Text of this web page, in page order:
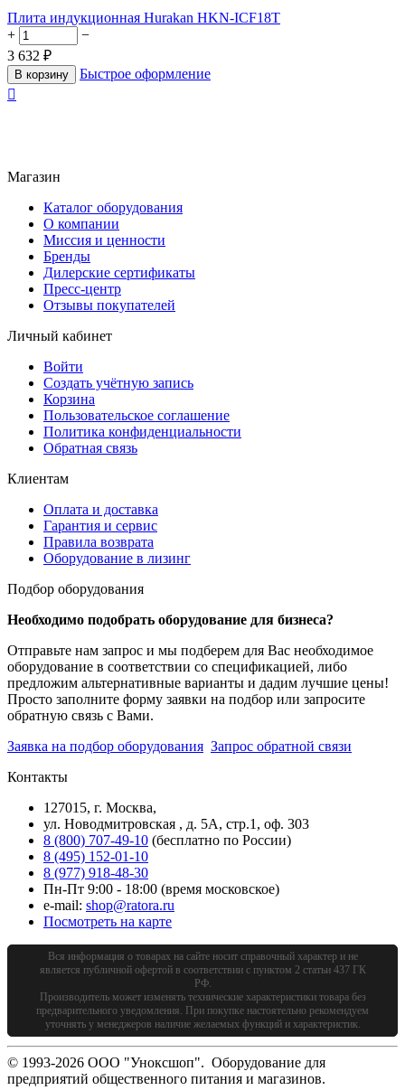
Плита индукционная Hurakan HKN-ICF18T
+
−
3 632 ₽
В корзину
Быстрое оформление

Магазин
Каталог оборудования
О компании
Миссия и ценности
Бренды
Дилерские сертификаты
Пресс-центр
Отзывы покупателей
Личный кабинет
Войти
Создать учётную запись
Корзина
Пользовательское соглашение
Политика конфиденциальности
Обратная связь
Клиентам
Оплата и доставка
Гарантия и сервис
Правила возврата
Оборудование в лизинг
Подбор оборудования
Необходимо подобрать оборудование для бизнеса?
Отправьте нам запрос и мы подберем для Вас необходимое
оборудование в соответствии со спецификацией, либо
предложим альтернативные варианты и дадим лучшие цены!
Просто заполните форму заявки на подбор или запросите
обратную связь с Вами.
Заявка на подбор оборудования Запрос обратной связи
Контакты
127015, г. Москва,
ул. Новодмитровская , д. 5А, стр.1, оф. 303
8 (800) 707-49-10 (бесплатно по России)
8 (495) 152-01-10
8 (977) 918-48-30
Пн-Пт 9:00 - 18:00 (время московское)
e-mail: shop@ratora.ru
Посмотреть на карте
Вся информация о товарах на сайте носит справочный характер и не
является публичной офертой в соответствии с пунктом 2 статьи 437 ГК
РФ.
Производитель может изменять технические характеристики товара без
предварительного уведомления. При покупке настоятельно рекомендуем
уточнять у менеджеров наличие желаемых функций и характеристик.
© 1993-2026 ООО "Уноксшоп". Оборудование для
предприятий общественного питания и магазинов.